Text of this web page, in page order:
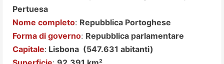
Pertuesa
Nome completo: Repubblica Portoghese
Forma di governo: Repubblica parlamentare
Capitale: Lisbona (547.631 abitanti)